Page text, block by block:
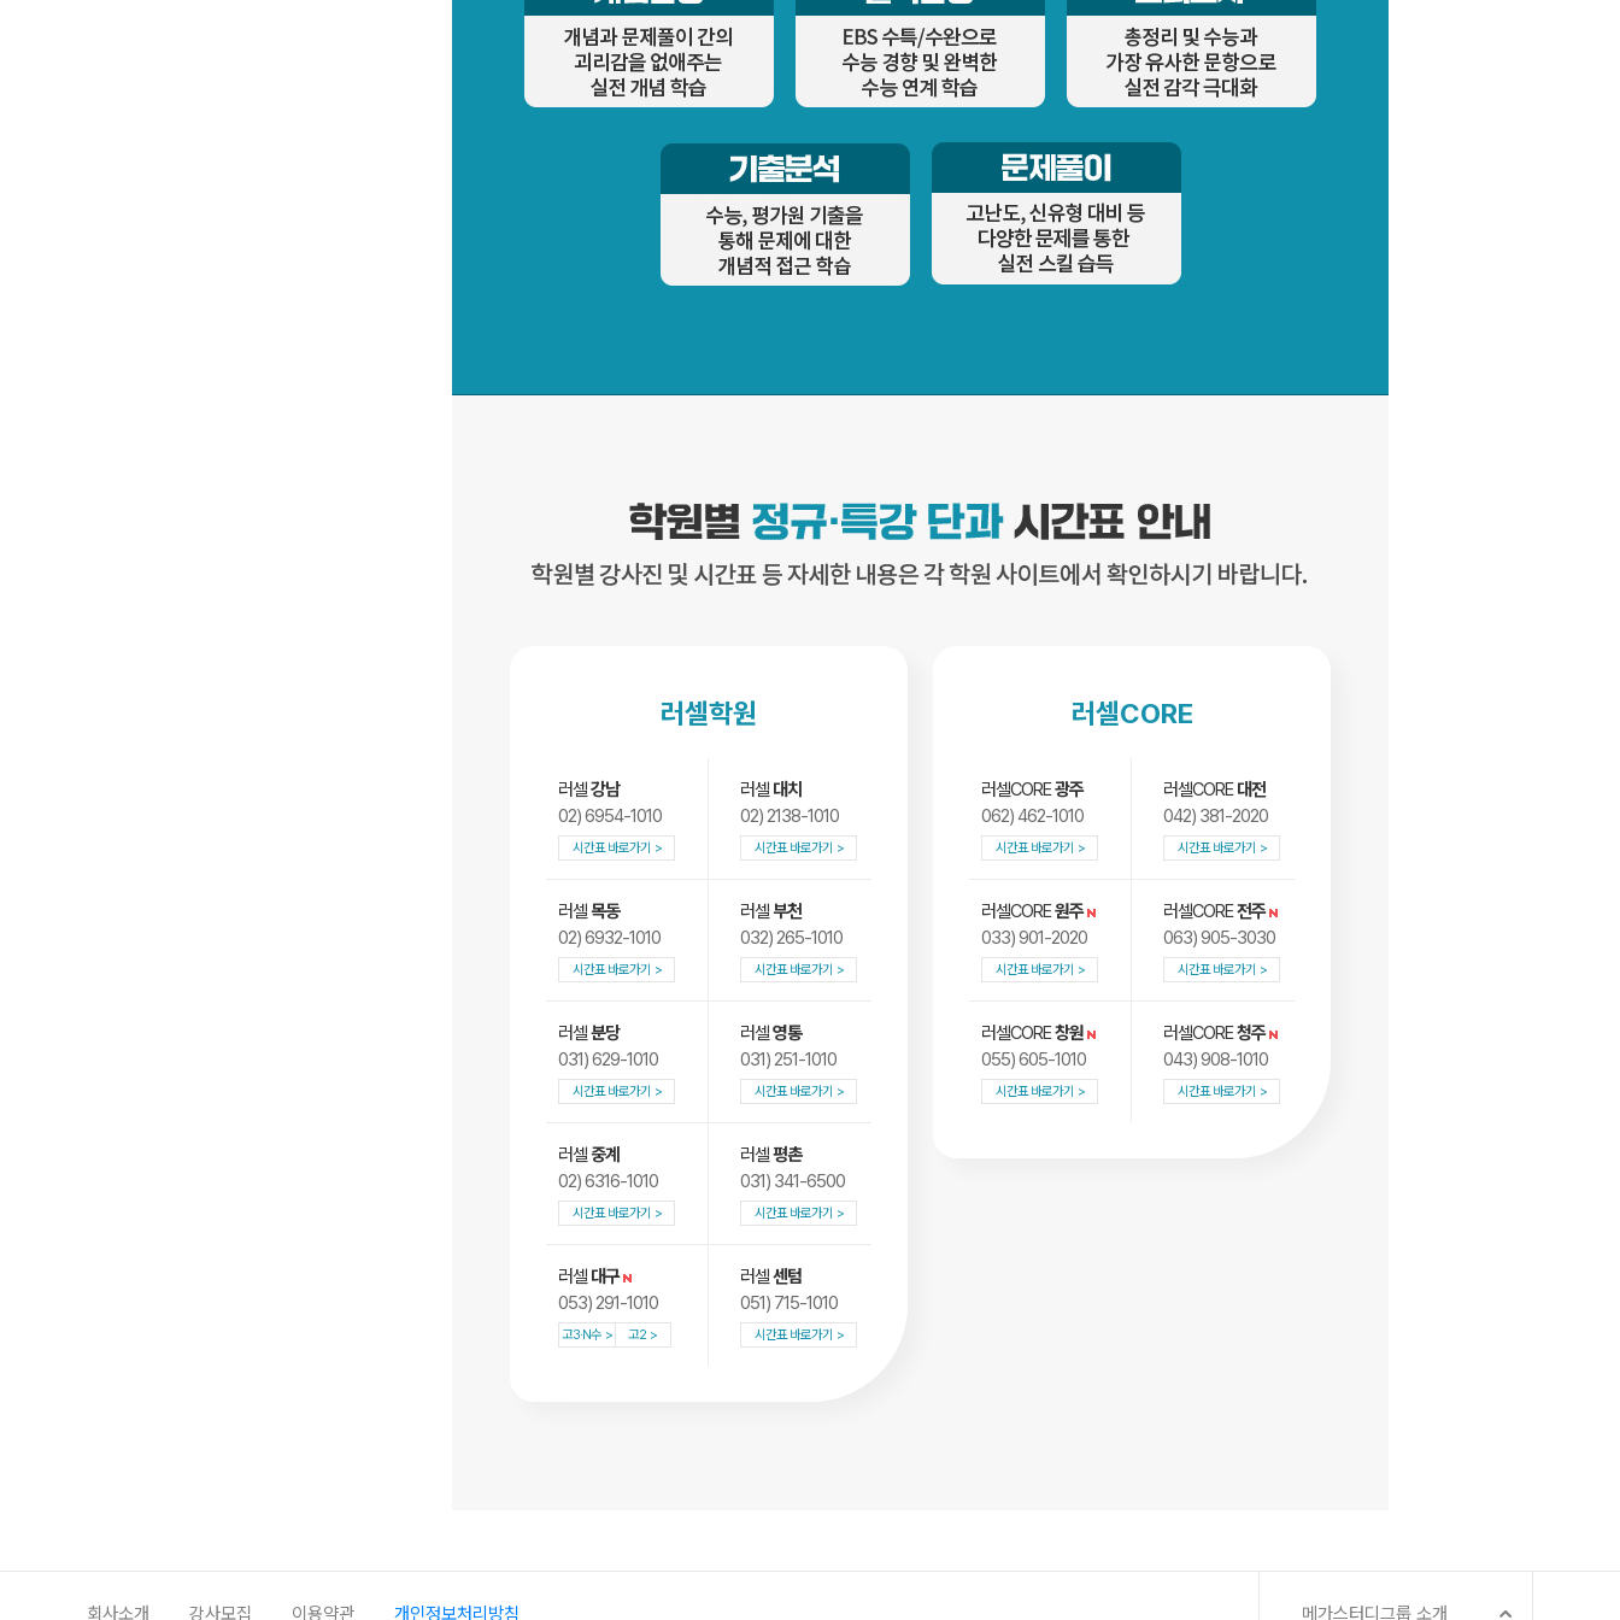
러셀학원
러셀강남
02) 6954-1010
시간표 바로가기
러셀 대치
02) 2138-1010
시간표 바로가기
러셀 목동
02) 6932-1010
시간표 바로가기
러셀부천
032) 265-1010
시간표 바로가기
러셀분당
031) 629-1010
시간표 바로가기
러셀영통
031) 251-1010
시간표 바로가기
러셀중계
02) 6316-1010
시간표 바로가기
러셀평촌
031) 341-6500
시간표 바로가기
러셀 대구
053) 291-1010
고3·N수 고2
러셀센텀
051) 715-1010
시간표 바로가기
러셀CORE
러셀CORE광주
062) 462-1010
시간표 바로가기
러셀CORE대전
042) 381-2020
시간표 바로가기
러셀CORE원주
033) 901-2020
시간표 바로가기
러셀CORE전주
063) 905-3030
시간표 바로가기
러셀CORE창원
055) 605-1010
시간표 바로가기
러셀CORE청주
043) 908-1010
시간표 바로가기
회사소개 강사모집 이용약관 개인정보처리방침 메가스터디그룹 소개